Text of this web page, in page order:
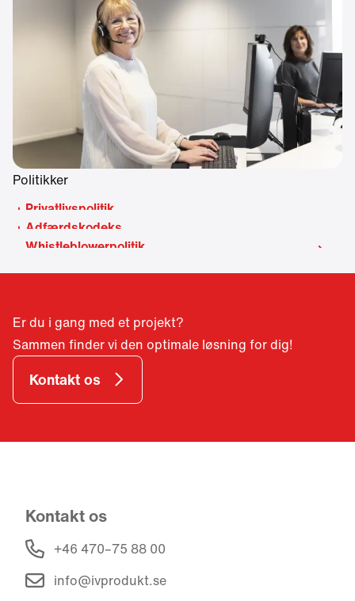
Politikker
Privatlivspolitik
Adfærdskodeks
Whistleblowerpolitik
Er du i gang med et projekt?
Sammen finder vi den optimale løsning for dig!
Kontakt os
Kontakt os
+46 470–75 88 00
info@ivprodukt.se